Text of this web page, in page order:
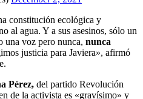
constitución ecológica y
al agua. Y a sus asesinos, sólo un
una voz pero nunca, nunca
justicia para Javiera», afirmó
Pérez, del partido Revolución
de la activista es «gravísimo» y